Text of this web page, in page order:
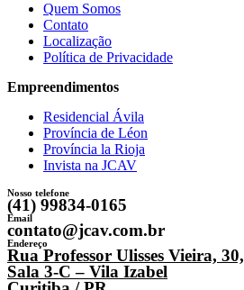
Quem Somos
Contato
Localização
Política de Privacidade
Empreendimentos
Residencial Ávila
Província de Léon
Província la Rioja
Invista na JCAV
Nosso telefone
(41) 99834-0165
Email
contato@jcav.com.br
Endereço
Rua Professor Ulisses Vieira, 30,
Sala 3-C – Vila Izabel